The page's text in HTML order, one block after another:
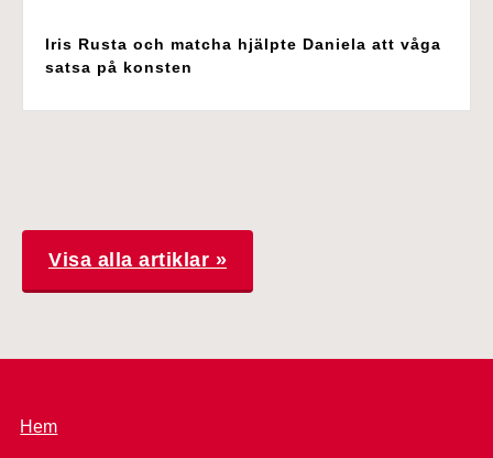
Iris Rusta och matcha hjälpte Daniela att våga
satsa på konsten
Visa alla artiklar »
Hem